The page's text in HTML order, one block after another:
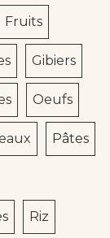
Fruits
Gibiers
Oeufs
Pâtes
Riz